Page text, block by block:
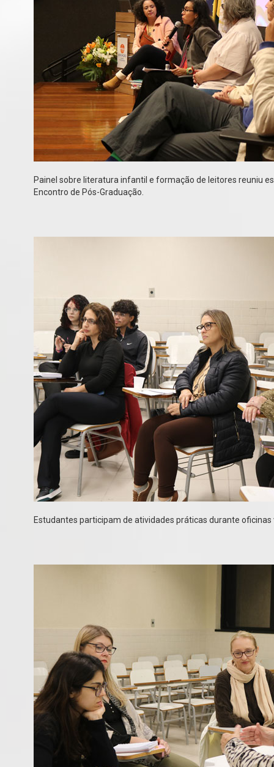
Painel sobre literatura infantil e formação de leitores reuniu
Encontro de Pós-Graduação.
Estudantes participam de atividades práticas durante oficinas